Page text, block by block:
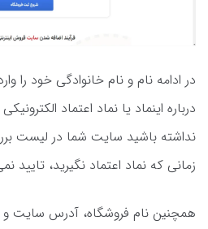
در ادامه نام و نام خانوادگی خود را
درباره اینماد یا نماد اعتماد
نداشته باشید سایت شما در لیست
زمانی که نماد اعتماد نگیرید، تایید
همچنین نام فروشگاه، آدرس سایت و